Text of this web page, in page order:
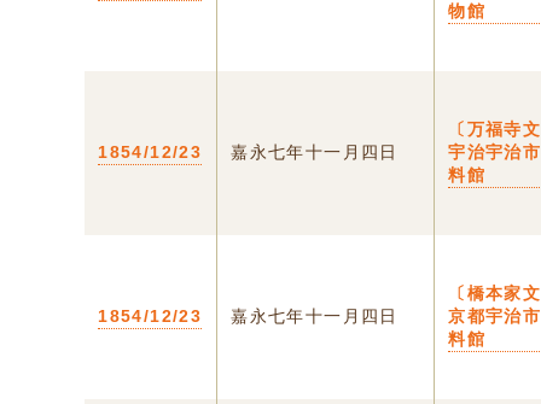
物館
1854/12/23 嘉永七年十一月四日
〔万福寺
宇治宇治
料館
1854/12/23 嘉永七年十一月四日
〔橋本家
京都宇治
料館